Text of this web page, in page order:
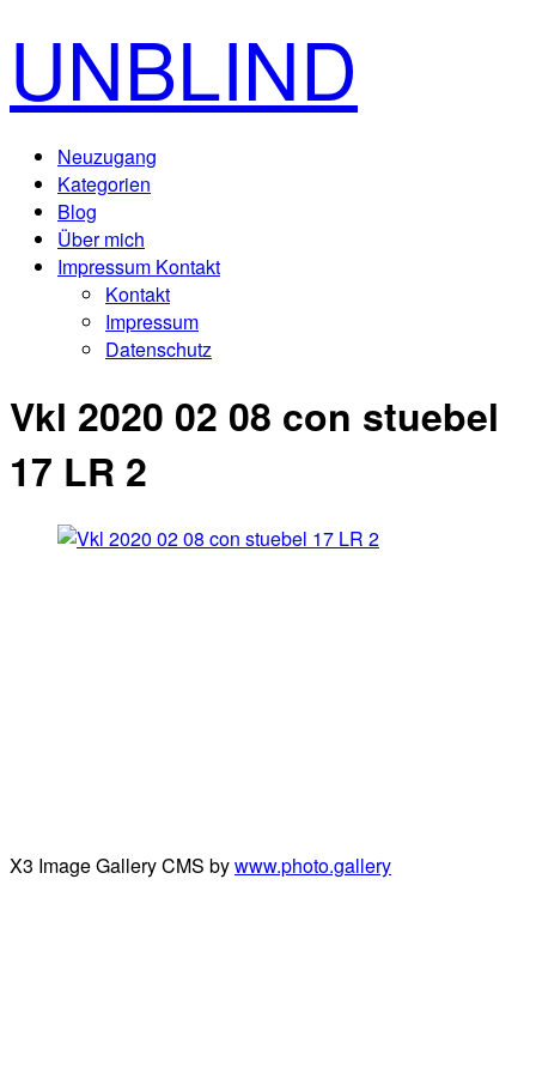
UNBLIND
Neuzugang
Kategorien
Blog
Über mich
Impressum Kontakt
Kontakt
Impressum
Datenschutz
Vkl 2020 02 08 con stuebel
17 LR 2
X3 Image Gallery CMS bywww.photo.gallery